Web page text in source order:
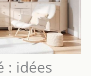
: idées